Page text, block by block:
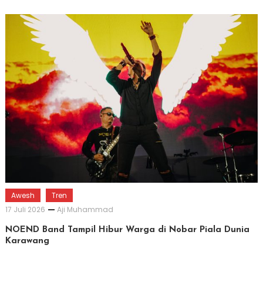
Awesh
Tren
17 Juli 2026
Aji Muhammad
NOEND Band Tampil Hibur Warga di Nobar Piala Dunia
Karawang